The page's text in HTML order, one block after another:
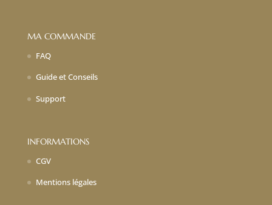
MA COMMANDE
FAQ
Guide et Conseils
Support
INFORMATIONS
CGV
Mentions légales